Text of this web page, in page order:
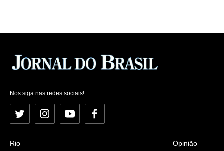
Nos siga nas redes sociais!
Twitter InstagramYouTubeFacebook
Rio
Opinião